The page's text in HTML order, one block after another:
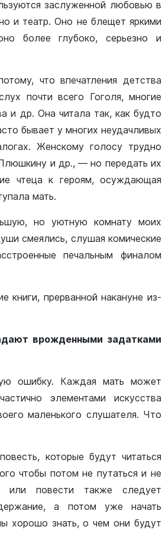
заслуженной любовью в
и театр. Оно не блещет яркими
более глубоко, серьезно и
что впечатления детства
почти всего Гоголя, многие
и др. Она читала так, как будто
бывает у многих неудачливых
Женскому голосу трудно
и др., — но передать их
чтеца к героям, осуждающая
мать.
но уютную комнату моих
смеялись, слушая комические
печальным финалом
прерванной накануне из-
врожденными задатками
ошибку. Каждая мать может
элементами искусства
маленького слушателя. Что
которые будут читаться
чтобы потом не путаться и не
или повести также следует
а потом уже начать
хорошо знать, о чем они будут